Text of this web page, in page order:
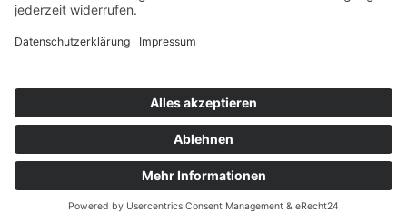
Mutige Mutmacher*innen gesucht!
Komm zu den mutigen Mutmacher*innen.
neugierig?